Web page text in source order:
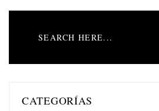
CATEGORÍAS